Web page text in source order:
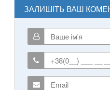
ЗАЛИШІТЬ ВАШ